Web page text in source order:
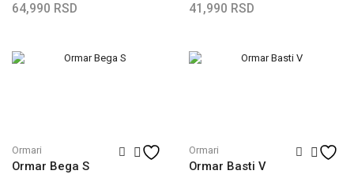
64,990 RSD
41,990 RSD
Ormari
Ormar Bega S
Ormari
Ormar Basti V